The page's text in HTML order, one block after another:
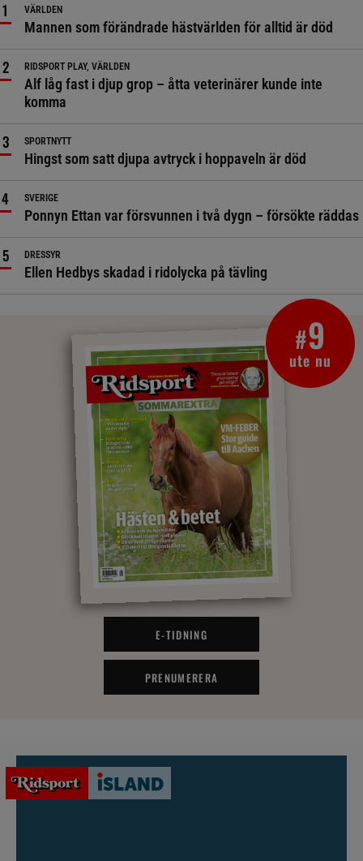
VÄRLDEN
Mannen som förändrade hästvärlden för alltid är död
RIDSPORT PLAY, VÄRLDEN
Alf låg fast i djup grop – åtta veterinärer kunde inte
komma
SPORTNYTT
Hingst som satt djupa avtryck i hoppaveln är död
SVERIGE
Ponnyn Ettan var försvunnen i två dygn – försökte räddas
DRESSYR
Ellen Hedbys skadad i ridolycka på tävling
#9
ute nu
E-TIDNING
PRENUMERERA